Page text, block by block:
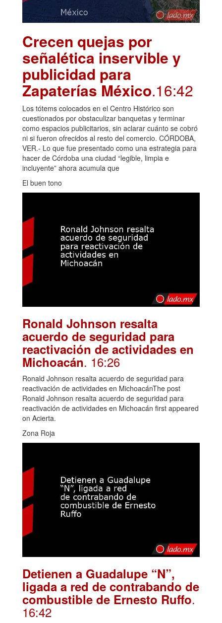
Crecen quejas por
señalética inservible y
publicidad para
Zapaterías México.16:42
Los tótems colocados en el Centro Histórico son
cuestionados por obstaculizar banquetas y terminar
como espacios publicitarios, sin aclarar cuánto se cobró
ni si fueron ofrecidos al resto del comercio. CÓRDOBA,
VER.- Lo que fue presentado como una estrategia para
hacer de Córdoba una ciudad “legible, limpia e
incluyente” ahora acumula que
El buen tono
Ronald Johnson resalta
acuerdo de seguridad para
reactivación de actividades en
Michoacán. 16:26
Ronald Johnson resalta acuerdo de seguridad para
reactivación de actividades en MichoacánThe post
Ronald Johnson resalta acuerdo de seguridad para
reactivación de actividades en Michoacán first appeared
on Acierta.
Zona Roja
Detienen a Guadalupe “N”,
ligada a red de contrabando de
combustible de Ernesto Ruffo.
16:42